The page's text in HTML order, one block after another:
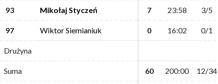
93 Mikołaj Styczeń 7 23:58 3/5
97 Wiktor Siemianiuk 0 16:02 0/1
Drużyna
Suma 60 200:00 12/34
93 Mikołaj Styczeń 7 23:58 3/5
97 Wiktor Siemianiuk 0 16:02 0/1
Drużyna
Suma 60 200:00 12/34